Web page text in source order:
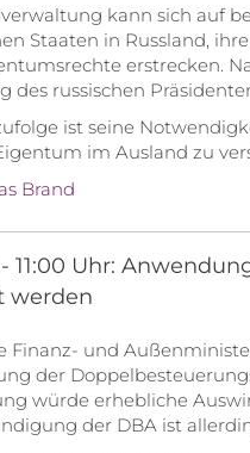
kann sich auf
Staaten in Russland,
erstrecken.
des russischen
ist seine
im Ausland zu
Brand
- 11:00 Uhr:
werden
Finanz- und
der
würde erhebliche
der DBA ist